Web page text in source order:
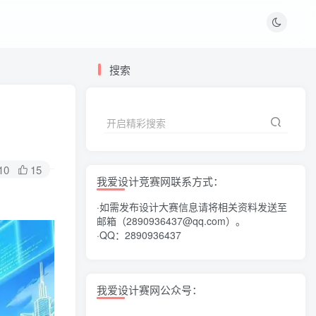
15
搜索
开启精彩搜索
我爱设计竞赛网联系方式：
·如需发布设计大赛信息请将相关资料发送至
邮箱（2890936437@qq.com）。
·QQ：2890936437
我爱设计赛网公众号：